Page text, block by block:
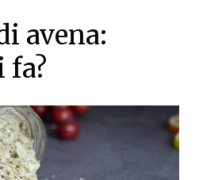
avena:
fa?